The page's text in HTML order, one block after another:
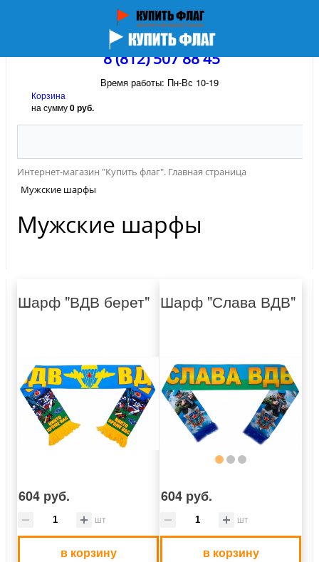
8 (812) 507 88 45
Время работы: Пн-Вс 10-19
Корзина
на сумму0 руб.
Интернет-магазин "Купить флаг". Главная страница
Мужские шарфы
Мужские шарфы
Шарф "ВДВ берет"
604 руб.
шт
в корзину
Шарф "Слава ВДВ"
604 руб.
шт
в корзину